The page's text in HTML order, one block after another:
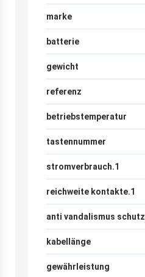
marke
batterie
gewicht
referenz
betriebstemperatur
tastennummer
stromverbrauch.1
reichweite kontakte.1
anti vandalismus schutz
kabellänge
gewährleistung